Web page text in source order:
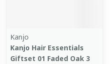
Kanjo
Kanjo Hair Essentials
Giftset 01 Faded Oak 3